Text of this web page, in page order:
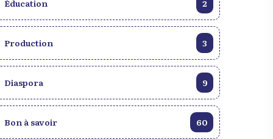
Éducation 2
Production 3
Diaspora 9
Bon à savoir 60